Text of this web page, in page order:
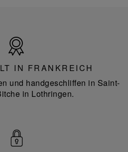
Frankreich
IN FRANKREICH
und handgeschliffen in Saint-
in Lothringen.